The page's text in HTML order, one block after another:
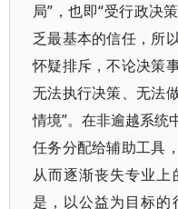
局”，也即“受行政决
乏最基本的信任，所
怀疑排斥，不论决策
无法执行决策、无法
情境”。在非逾越系统
任务分配给辅助工具
从而逐渐丧失专业
是，以公益为目标